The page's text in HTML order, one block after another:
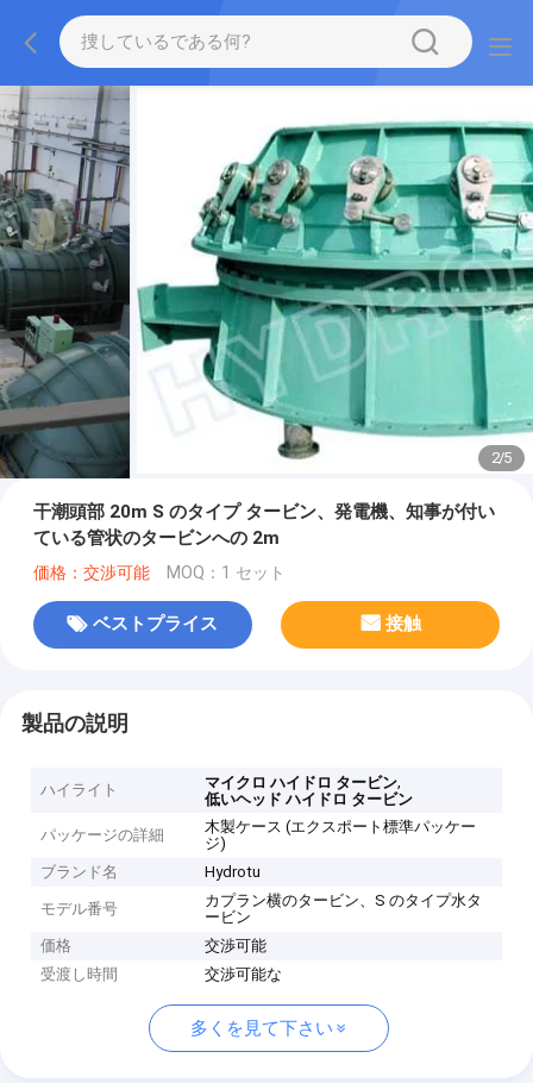
2/5
干潮頭部 20m S のタイプ タービン、発電機、知事が付い
ている管状のタービンへの 2m
価格：交渉可能 MOQ：1 セット
ベストプライス 接触
製品の説明
ハイライト マイクロ ハイドロ タービン,
低いヘッド ハイドロ タービン
パッケージの詳細
木製ケース (エクスポート標準パッケー
ジ)
ブランド名
Hydrotu
モデル番号
カプラン横のタービン、S のタイプ水タ
ービン
価格
交渉可能
受渡し時間
交渉可能な
多くを見て下さい